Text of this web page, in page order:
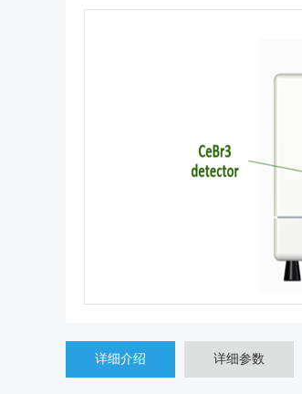
详细介绍 详细参数